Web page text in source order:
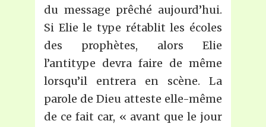
du message prêché aujourd’hui.
Si Elie le type rétablit les écoles
des prophètes, alors Elie
l’antitype devra faire de même
lorsqu’il entrera en scène. La
parole de Dieu atteste elle-même
de ce fait car, « avant que le jour